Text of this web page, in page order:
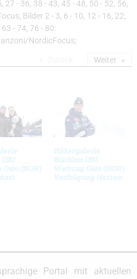
27 - 36, 38 - 43, 45 - 48, 50 - 52, 56,
Bilder 2 - 3, 6 - 10, 12 - 16, 22,
- 74, 76 - 80:
NordicFocus;
IBU
(NOR)
Bildergalerie
Biathlon IBU
Weltcup Oslo (NOR)
Verfolgung Herren
Weiter
Portal mit aktuellen